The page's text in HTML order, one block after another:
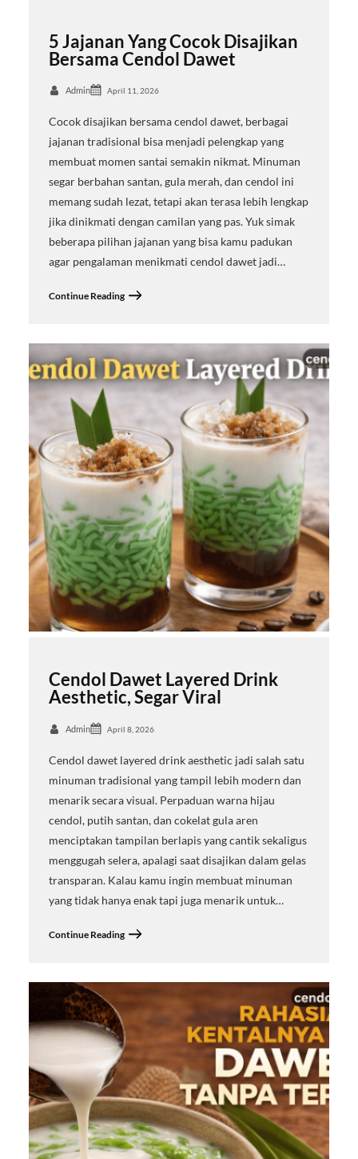
5 Jajanan Yang Cocok Disajikan
Bersama Cendol Dawet
Admin April 11, 2026
Cocok disajikan bersama cendol dawet, berbagai
jajanan tradisional bisa menjadi pelengkap yang
membuat momen santai semakin nikmat. Minuman
segar berbahan santan, gula merah, dan cendol ini
memang sudah lezat, tetapi akan terasa lebih lengkap
jika dinikmati dengan camilan yang pas. Yuk simak
beberapa pilihan jajanan yang bisa kamu padukan
agar pengalaman menikmati cendol dawet jadi…
Continue Reading
Cendol Dawet Layered Drink
Aesthetic, Segar Viral
Admin April 8, 2026
Cendol dawet layered drink aesthetic jadi salah satu
minuman tradisional yang tampil lebih modern dan
menarik secara visual. Perpaduan warna hijau
cendol, putih santan, dan cokelat gula aren
menciptakan tampilan berlapis yang cantik sekaligus
menggugah selera, apalagi saat disajikan dalam gelas
transparan. Kalau kamu ingin membuat minuman
yang tidak hanya enak tapi juga menarik untuk…
Continue Reading